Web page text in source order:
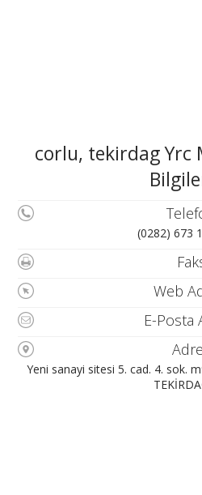
corlu, tekirdag Yrc
(0282) 673
Web
E-Posta
Yeni sanayi sitesi 5. cad. 4. sok.